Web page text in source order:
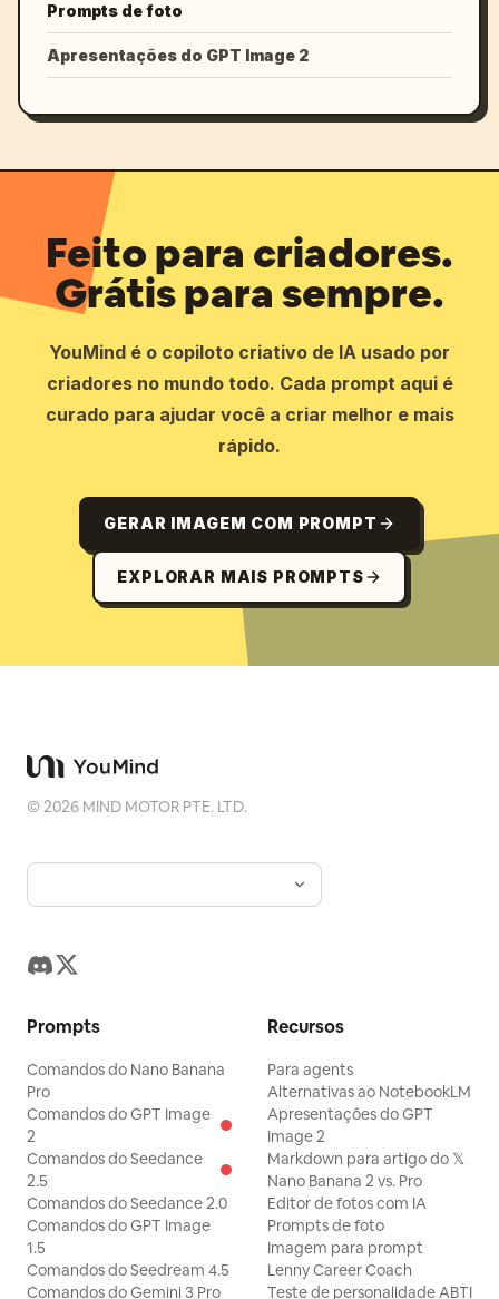
Prompts de foto
Apresentações do GPT Image 2
Feito para criadores.
Grátis para sempre.
YouMind é o copiloto criativo de IA usado por
criadores no mundo todo. Cada prompt aqui é
curado para ajudar você a criar melhor e mais
rápido.
GERAR IMAGEM COM PROMPT
EXPLORAR MAIS PROMPTS
©2026 MIND MOTOR PTE. LTD.
Prompts
Comandos do Nano Banana
Pro
Comandos do GPT Image
2
Comandos do Seedance
2.5
Comandos do Seedance 2.0
Comandos do GPT Image
1.5
Comandos do Seedream 4.5
Comandos do Gemini 3 Pro
Recursos
Para agents
Alternativas ao NotebookLM
Apresentações do GPT
Image 2
Markdown para artigo do 𝕏
Nano Banana 2 vs. Pro
Editor de fotos com IA
Prompts de foto
Imagem para prompt
Lenny Career Coach
Teste de personalidade ABTI